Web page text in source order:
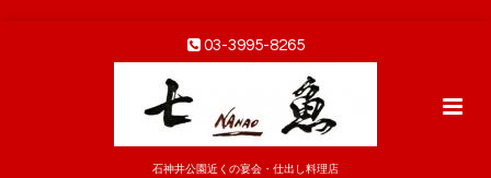
03-3995-8265
石神井公園近くの宴会・仕出し料理店